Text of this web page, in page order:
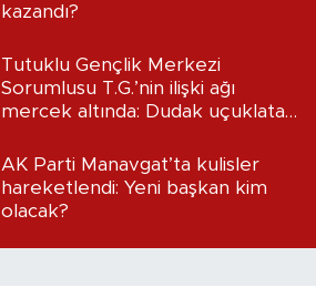
kazandı?
Tutuklu Gençlik Merkezi
Sorumlusu T.G.’nin ilişki ağı
mercek altında: Dudak uçuklatan
AK Parti Manavgat’ta kulisler
hareketlendi: Yeni başkan kim
olacak?